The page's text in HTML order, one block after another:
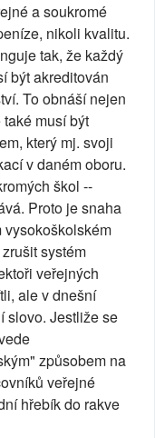
a soukromé
nikoli kvalitu.
tak, že každý
být akreditován
To obnáší nejen
musí být
který mj. svoji
v daném oboru.
škol --
Proto je snaha
vysokoškolském
systém
veřejných
ale v dnešní
slovo. Jestliže se
způsobem na
veřejné
hřebík do rakve